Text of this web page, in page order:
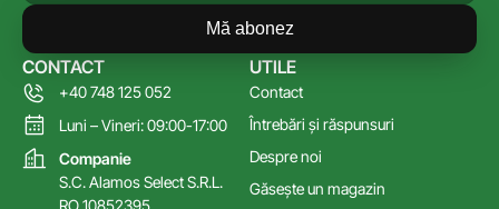
Mă abonez
UTILE
Contact
Întrebări și răspunsuri
Despre noi
Găsește un magazin
CONTACT
+40 748 125 052
Luni – Vineri: 09:00-17:00
Companie
S.C. Alamos Select S.R.L.